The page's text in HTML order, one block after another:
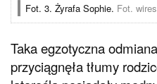
Fot. 3. Żyrafa Sophie. Fot.
Taka egzotyczna
przyciągnęła tłumy